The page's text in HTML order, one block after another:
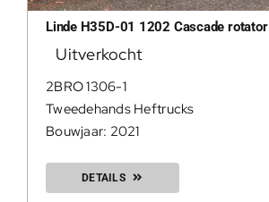
Linde H35D-01 1202 Cascade rotator
Uitverkocht
2BRO 1306-1
Tweedehands Heftrucks
Bouwjaar: 2021
DETAILS